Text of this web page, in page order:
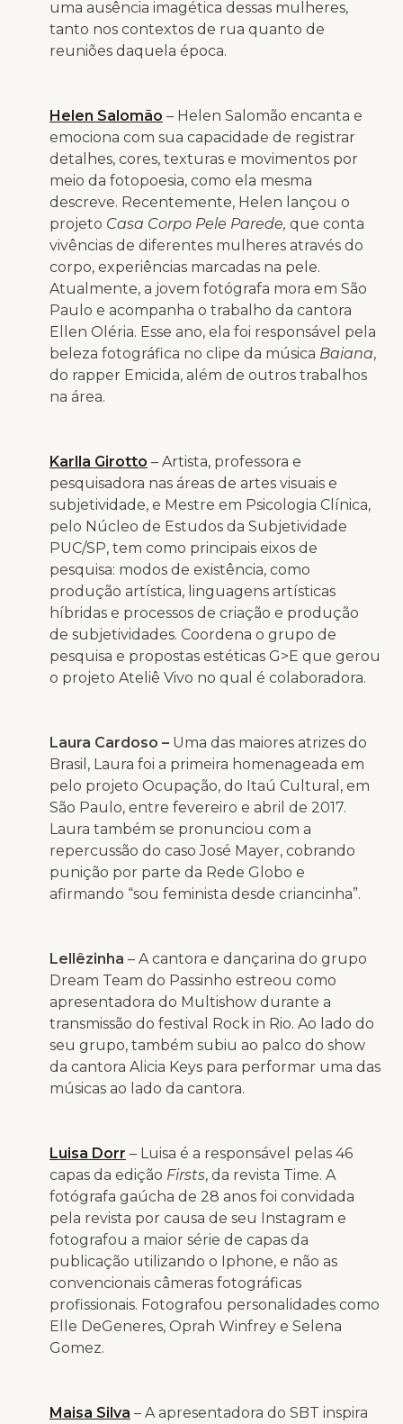
uma ausência imagética dessas mulheres,
tanto nos contextos de rua quanto de
reuniões daquela época.
Helen Salomão – Helen Salomão encanta e
emociona com sua capacidade de registrar
detalhes, cores, texturas e movimentos por
meio da fotopoesia, como ela mesma
descreve. Recentemente, Helen lançou o
projeto Casa Corpo Pele Parede, que conta
vivências de diferentes mulheres através do
corpo, experiências marcadas na pele.
Atualmente, a jovem fotógrafa mora em São
Paulo e acompanha o trabalho da cantora
Ellen Oléria. Esse ano, ela foi responsável pela
beleza fotográfica no clipe da música Baiana,
do rapper Emicida, além de outros trabalhos
na área.
Karlla Girotto – Artista, professora e
pesquisadora nas áreas de artes visuais e
subjetividade, e Mestre em Psicologia Clínica,
pelo Núcleo de Estudos da Subjetividade
PUC/SP, tem como principais eixos de
pesquisa: modos de existência, como
produção artística, linguagens artísticas
híbridas e processos de criação e produção
de subjetividades. Coordena o grupo de
pesquisa e propostas estéticas G>E que gerou
o projeto Ateliê Vivo no qual é colaboradora.
Laura Cardoso – Uma das maiores atrizes do
Brasil, Laura foi a primeira homenageada em
pelo projeto Ocupação, do Itaú Cultural, em
São Paulo, entre fevereiro e abril de 2017.
Laura também se pronunciou com a
repercussão do caso José Mayer, cobrando
punição por parte da Rede Globo e
afirmando “sou feminista desde criancinha”.
Lellêzinha – A cantora e dançarina do grupo
Dream Team do Passinho estreou como
apresentadora do Multishow durante a
transmissão do festival Rock in Rio. Ao lado do
seu grupo, também subiu ao palco do show
da cantora Alicia Keys para performar uma das
músicas ao lado da cantora.
Luisa Dorr – Luisa é a responsável pelas 46
capas da edição Firsts, da revista Time. A
fotógrafa gaúcha de 28 anos foi convidada
pela revista por causa de seu Instagram e
fotografou a maior série de capas da
publicação utilizando o Iphone, e não as
convencionais câmeras fotográficas
profissionais. Fotografou personalidades como
Elle DeGeneres, Oprah Winfrey e Selena
Gomez.
Maisa Silva – A apresentadora do SBT inspira